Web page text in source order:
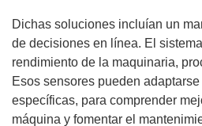
)
Dichas soluciones incluían un
de decisiones en línea. El
rendimiento de la maquinaria,
Esos sensores pueden
específicas, para comprender
máquina y fomentar el